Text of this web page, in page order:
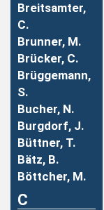
Breitsamter,
C.
Brunner, M.
Brücker, C.
Brüggemann,
S.
Bucher, N.
Burgdorf, J.
Büttner, T.
Bätz, B.
Böttcher, M.
C